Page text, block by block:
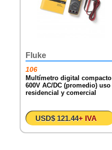
Fluke
106
Multímetro digital compacto
600V AC/DC (promedio) uso
residencial y comercial
USD$ 121.44+ IVA